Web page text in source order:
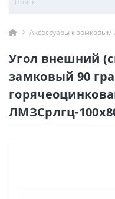
Аксессуары к замковым
Угол внешний
замковый 90
ЛМЗСрлгц-